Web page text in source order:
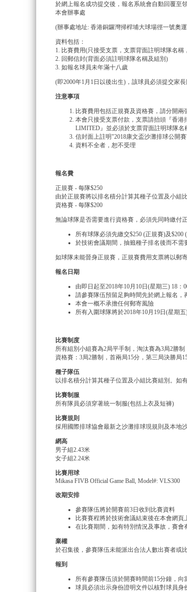
於網上報名成功提交後，報名系統會自動回覆至
本會辦事處
(辦事處地址: 香港銅鑼灣掃桿埔大球場徑一號奧
資料包括：
1. 比賽費用(只接受支票，支票背面註明球隊名稱
2. 回郵信封(背面必須註明球隊名稱及組別)
3. 如報名球員未年滿十八歲
(即2000年1月1日以後出生)，該球員必須提交家
注意事項
比賽費用包括正規賽及資格賽，請分開兩
本會只接受支票付款，支票請抬頭『香
LIMITED』並必須於支票背面註明球隊名
信封面上註明"2018康文盃沙灘排球公開
資料不全者，恕不受理
報名費
正規賽 - 每隊$250
由於正規賽將以排名積分計算其種子位置及小組
資格賽 - 每隊$200
無論球隊是否需要進行資格賽，必須先同時繳付
所有球隊必須先繳交$250 (正規賽)及
於技術會議期間，抽籤種子排名後而不
如球隊未能晉身正規賽，正規賽費用支票將以郵
報名日期
由即日起至2018年10月10日(星期三) 18
請參賽隊伍預留足夠時間先於網上報名
本會一概不承擔任何郵寄風險
所有入圍球隊將於2018年10月19日(星期
比賽制度
所有組別小組賽為2局平手制，淘汰賽為3局2勝制
資格賽：3局2勝制，首兩局15分，第三局決勝局
種子隊伍
以排名積分計算其種子位置及小組比賽組別。如
比賽制服
所有隊員必須穿著統一制服(包括上衣及短褲)
比賽規則
採用國際排球協會最新之沙灘排球現規則及本地
網高
男子組2.43米
女子組2.24米
比賽用球
Mikasa FIVB Official Game Ball, Model#: VLS300
改期安排
參賽隊伍將於開賽前3日收到比賽資料
比賽賽程將於技術會議結束後在本會網
在比賽期間，如有特別情況及事故，賽
棄權
於召集後，參賽隊伍未能派出合法人數出賽者或
報到
所有參賽隊伍須於開賽時間前15分鐘，向
球員必須出示身份證明文件以核對球員